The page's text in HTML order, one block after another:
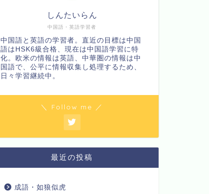
中国語・英語学習者
しんたいらん
中国語と英語の学習者。直近の目標は中国
語はHSK6級合格、現在は中国語学習に特
化。欧米の情報は英語、中華圏の情報は中
国語で、公平に情報収集し処理するため、
日々学習継続中。
＼ Follow me ／
最近の投稿
成語・如狼似虎